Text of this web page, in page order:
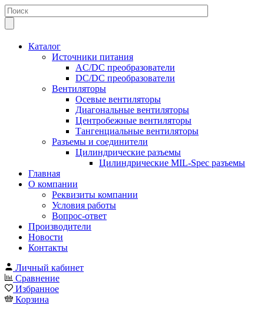
Каталог
Источники питания
AC/DC преобразователи
DC/DC преобразователи
Вентиляторы
Осевые вентиляторы
Диагональные вентиляторы
Центробежные вентиляторы
Тангенциальные вентиляторы
Разъемы и соединители
Цилиндрические разъемы
Цилиндрические MIL-Spec разъемы
Главная
О компании
Реквизиты компании
Условия работы
Вопрос-ответ
Производители
Новости
Контакты
Личный кабинет
Сравнение
Избранное
Корзина